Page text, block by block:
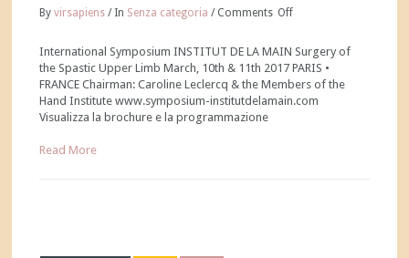
Byvirsapiens / In Senza categoria / Comments Off
International Symposium INSTITUT DE LA MAIN Surgery of
the Spastic Upper Limb March, 10th & 11th 2017 PARIS •
FRANCE Chairman: Caroline Leclercq & the Members of the
Hand Institute www.symposium-institutdelamain.com
Visualizza la brochure e la programmazione
Read More